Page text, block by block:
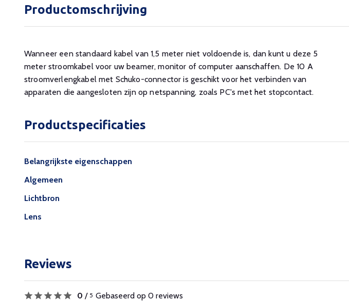
Productomschrijving
Wanneer een standaard kabel van 1,5 meter niet voldoende is, dan kunt u deze 5
meter stroomkabel voor uw beamer, monitor of computer aanschaffen. De 10 A
stroomverlengkabel met Schuko-connector is geschikt voor het verbinden van
apparaten die aangesloten zijn op netspanning, zoals PC's met het stopcontact.
Productspecificaties
Belangrijkste eigenschappen
Algemeen
Lichtbron
Lens
Reviews
0 / 5 Gebaseerd op 0 reviews